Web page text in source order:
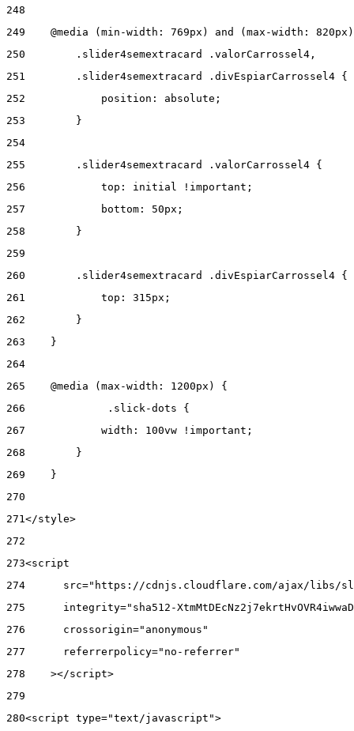
248
249
@media (min-width: 769px) and (max-width:
250
        .slider4semextracard .valorCarrossel4,
251
        .slider4semextracard .divEspiarCarrossel4 {
252
            position: absolute;
253
        }
254
255
        .slider4semextracard .valorCarrossel4 {
256
            top: initial !important;
257
            bottom: 50px;
258
        }
259
260
        .slider4semextracard .divEspiarCarrossel4 {
261
            top: 315px;
262
        }
263
    }
264
265
    @media (max-width: 1200px) {
266
      	.slick-dots {
267
            width: 100vw !important;
268
        }
269
    }
270
271 </style>
272
273<script
274
src="https://cdnjs.cloudflare.com/ajax/libs/
275
integrity="sha512-
276
      crossorigin="anonymous"
277
      referrerpolicy="no-referrer"
278
    ></script>
279
280<script type="text/javascript">